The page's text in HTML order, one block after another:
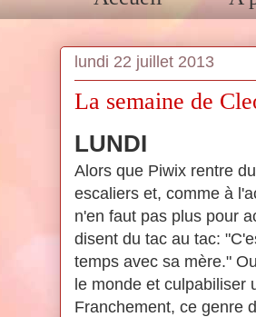
lundi 22 juillet 2013
La semaine de
LUNDI
Alors que Piwix rentre
escaliers et, comme à
n'en faut pas plus pour
disent du tac au tac:
temps avec sa mère."
le monde et culpabiliser
Franchement, ce genre